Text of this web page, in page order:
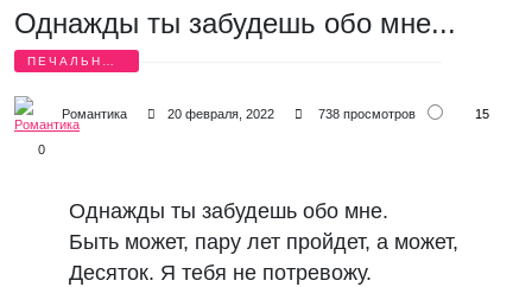
Однажды ты забудешь обо мне...
ПЕЧАЛЬНЫЕ
Романтика 20 февраля, 2022 738 просмотров 15
0
Однажды ты забудешь обо мне.
Быть может, пару лет пройдет, а может,
Десяток. Я тебя не потревожу.